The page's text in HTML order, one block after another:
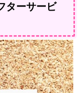
ターサービ